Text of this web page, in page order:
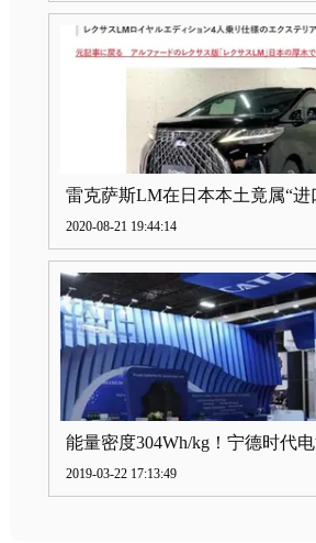
2020-08-21 19:44:14
2019-03-22 17:13:49